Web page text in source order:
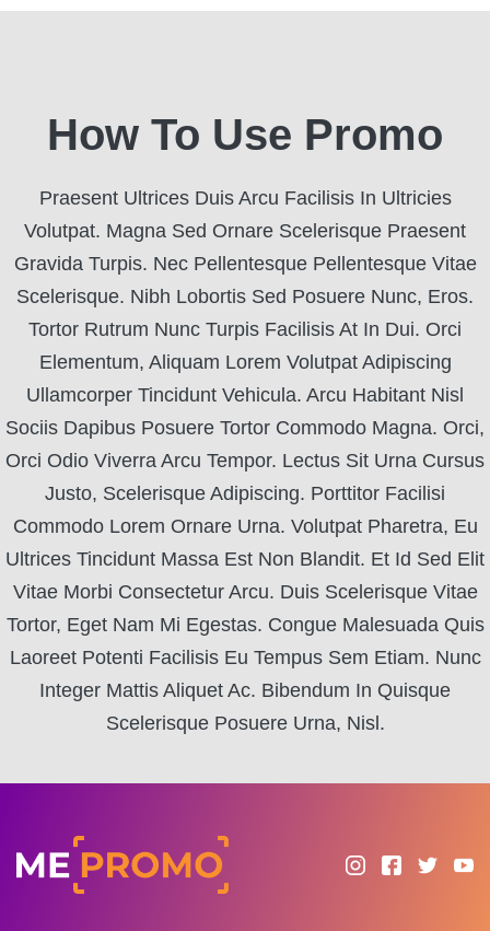
How To Use Promo
Praesent Ultrices Duis Arcu Facilisis In Ultricies
Volutpat. Magna Sed Ornare Scelerisque Praesent
Gravida Turpis. Nec Pellentesque Pellentesque Vitae
Scelerisque. Nibh Lobortis Sed Posuere Nunc, Eros.
Tortor Rutrum Nunc Turpis Facilisis At In Dui. Orci
Elementum, Aliquam Lorem Volutpat Adipiscing
Ullamcorper Tincidunt Vehicula. Arcu Habitant Nisl
Sociis Dapibus Posuere Tortor Commodo Magna. Orci,
Orci Odio Viverra Arcu Tempor. Lectus Sit Urna Cursus
Justo, Scelerisque Adipiscing. Porttitor Facilisi
Commodo Lorem Ornare Urna. Volutpat Pharetra, Eu
Ultrices Tincidunt Massa Est Non Blandit. Et Id Sed Elit
Vitae Morbi Consectetur Arcu. Duis Scelerisque Vitae
Tortor, Eget Nam Mi Egestas. Congue Malesuada Quis
Laoreet Potenti Facilisis Eu Tempus Sem Etiam. Nunc
Integer Mattis Aliquet Ac. Bibendum In Quisque
Scelerisque Posuere Urna, Nisl.